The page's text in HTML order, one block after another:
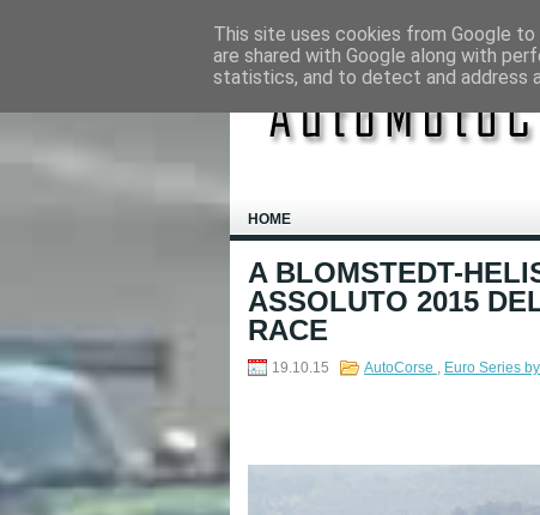
HOME
A BLOMSTEDT-
ASSOLUTO 2015
RACE
19.10.15 AutoCorse , Euro Series
This site uses cookies from Google
are shared with Google along with
statistics, and to detect and address